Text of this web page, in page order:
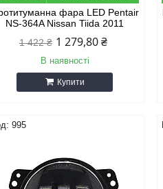
фара LED Pentair
NS-364A Nissan Tiida 2011
1 422 ₴ 1 279,80 ₴
В наявності
Купити
995